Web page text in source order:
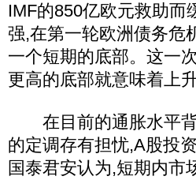
IMF的850亿欧元救助而
强,在第一轮欧洲债务危
一个短期的底部。这一
更高的底部就意味着上
在目前的通胀水平背
的定调存有担忧,A股投
国泰君安认为,短期内市